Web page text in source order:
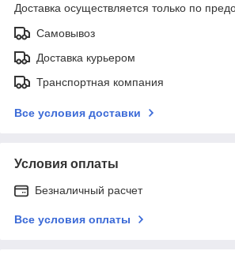
Доставка осуществляется только по
Самовывоз
Доставка курьером
Транспортная компания
Все условия доставки
Условия оплаты
Безналичный расчет
Все условия оплаты